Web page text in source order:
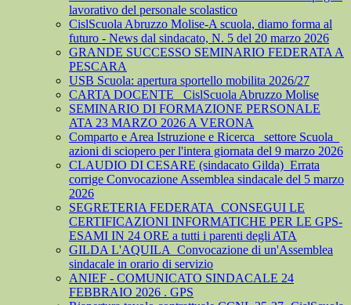
lavorativo del personale scolastico
CislScuola Abruzzo Molise-A scuola, diamo forma al
futuro - News dal sindacato, N. 5 del 20 marzo 2026
GRANDE SUCCESSO SEMINARIO FEDERATA A
PESCARA
USB Scuola: apertura sportello mobilita 2026/27
CARTA DOCENTE_ CislScuola Abruzzo Molise
SEMINARIO DI FORMAZIONE PERSONALE
ATA 23 MARZO 2026 A VERONA
Comparto e Area Istruzione e Ricerca_ settore Scuola_
azioni di sciopero per l'intera giornata del 9 marzo 2026
CLAUDIO DI CESARE (sindacato Gilda)_Errata
corrige Convocazione Assemblea sindacale del 5 marzo
2026
SEGRETERIA FEDERATA_CONSEGUI LE
CERTIFICAZIONI INFORMATICHE PER LE GPS-
ESAMI IN 24 ORE a tutti i parenti degli ATA
GILDA L'AQUILA_Convocazione di un'Assemblea
sindacale in orario di servizio
ANIEF - COMUNICATO SINDACALE 24
FEBBRAIO 2026 . GPS